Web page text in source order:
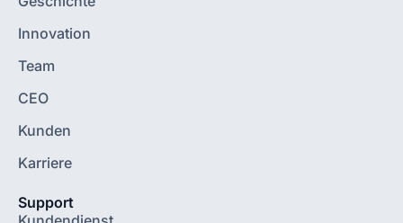
Innovation
Team
CEO
Kunden
Karriere
Support